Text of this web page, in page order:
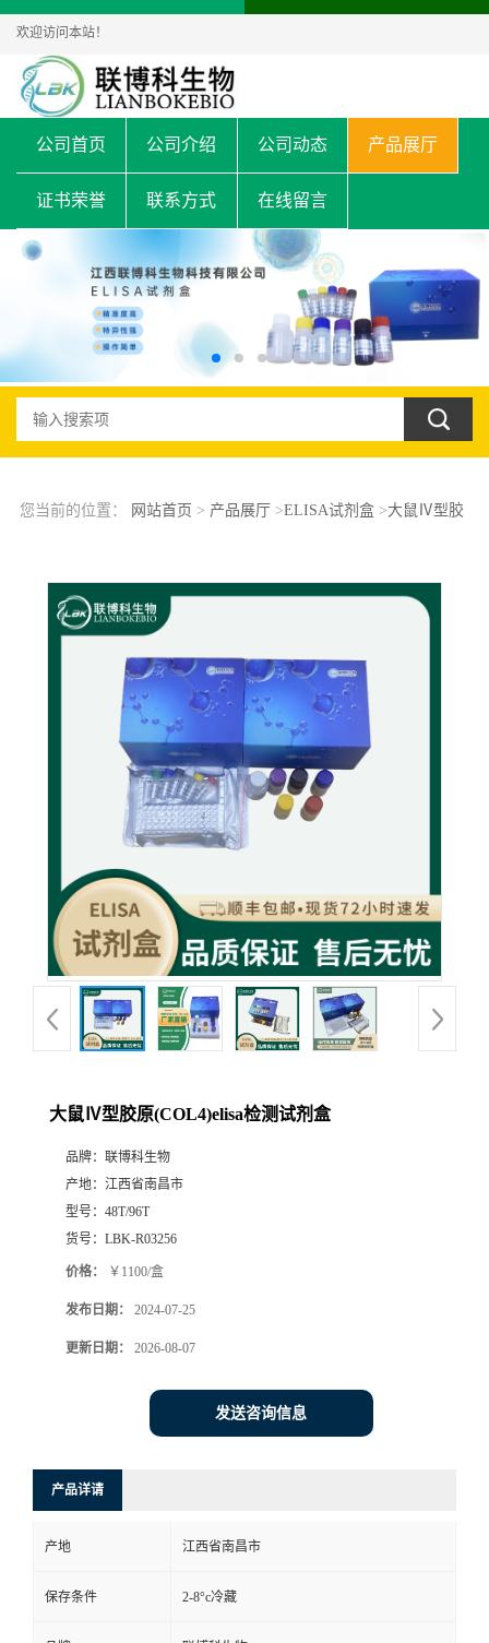
欢迎访问本站！
公司首页 公司介绍 公司动态 产品展厅
证书荣誉 联系方式 在线留言
您当前的位置： 网站首页 > 产品展厅 >ELISA试剂盒>大鼠Ⅳ型胶
大鼠Ⅳ型胶原(COL4)elisa检测试剂盒
品牌： 联博科生物
产地： 江西省南昌市
型号： 48T/96T
货号： LBK-R03256
价格： ￥1100/盒
发布日期： 2024-07-25
更新日期： 2026-08-07
发送咨询信息
产品详请
产地 江西省南昌市
保存条件 2-8°c冷藏